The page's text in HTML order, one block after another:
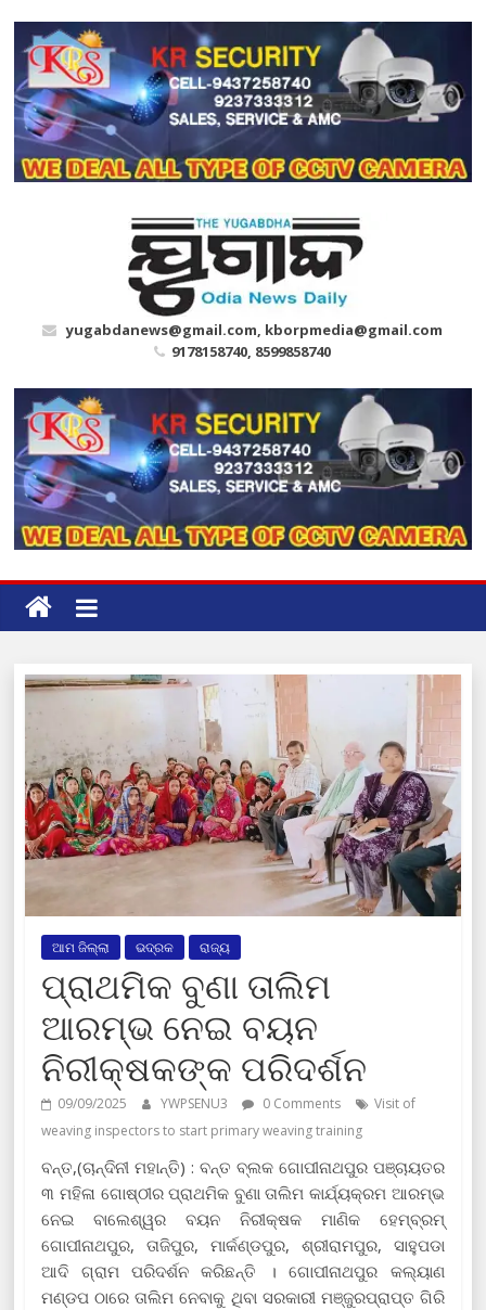
content
yugabdanews@gmail.com, kborpmedia@gmail.com
9178158740, 8599858740
ଆମ ଜିଲ୍ଲା ଭଦ୍ରକ ରାଜ୍ୟ
ପ୍ରାଥମିକ ବୁଣା ତାଲିମ
ଆରମ୍ଭ ନେଇ ବୟନ
ନିରୀକ୍ଷକଙ୍କ ପରିଦର୍ଶନ
09/09/2025 YWPSENU3 0 Comments
Visit of
weaving inspectors to start primary weaving training
ବନ୍ତ,(ଚାନ୍ଦିନୀ ମହାନ୍ତି) : ବନ୍ତ ବ୍ଲକ ଗୋପୀନାଥପୁର ପଞ୍ଚାୟତର
୩ ମହିଳା ଗୋଷ୍ଠୀର ପ୍ରାଥମିକ ବୁଣା ତାଲିମ କାର୍ଯ୍ୟକ୍ରମ ଆରମ୍ଭ
ନେଇ ବାଲେଶ୍ୱର ବୟନ ନିରୀକ୍ଷକ ମାଣିକ ହେମ୍ବ୍ରମ୍
ଗୋପୀନାଥପୁର, ତାଜିପୁର, ମାର୍କଣ୍ଡପୁର, ଶ୍ରୀରାମପୁର, ସାହୁପଡା
ଆଦି ଗ୍ରାମ ପରିଦର୍ଶନ କରିଛନ୍ତି । ଗୋପୀନାଥପୁର କଲ୍ୟାଣ
ମଣ୍ଡପ ଠାରେ ତାଲିମ ନେବାକୁ ଥିବା ସରକାରୀ ମଞ୍ଜୁରପ୍ରାପ୍ତ ଗିରି